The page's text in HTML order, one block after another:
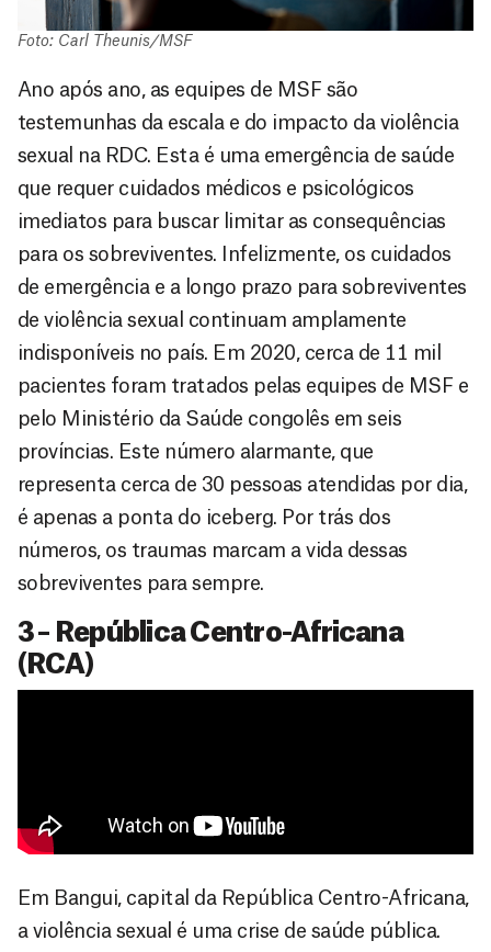
Foto: Carl Theunis/MSF
Ano após ano, as equipes de MSF são
testemunhas da escala e do impacto da violência
sexual na RDC. Esta é uma emergência de saúde
que requer cuidados médicos e psicológicos
imediatos para buscar limitar as consequências
para os sobreviventes. Infelizmente, os cuidados
de emergência e a longo prazo para sobreviventes
de violência sexual continuam amplamente
indisponíveis no país. Em 2020, cerca de 11 mil
pacientes foram tratados pelas equipes de MSF e
pelo Ministério da Saúde congolês em seis
províncias. Este número alarmante, que
representa cerca de 30 pessoas atendidas por dia,
é apenas a ponta do iceberg. Por trás dos
números, os traumas marcam a vida dessas
sobreviventes para sempre.
3 – República Centro-Africana
(RCA)
Em Bangui, capital da República Centro-Africana,
a violência sexual é uma crise de saúde pública.